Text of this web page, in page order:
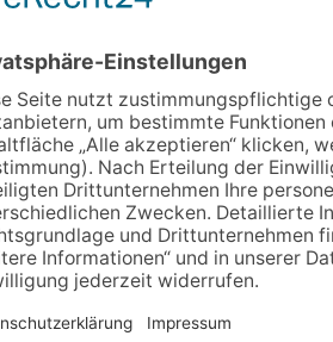
Unsere
Effizienz
stehen schon längst